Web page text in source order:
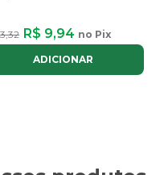
R$ 9,94 no Pix
ADICIONAR